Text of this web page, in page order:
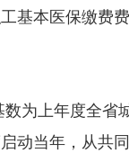
基本医保缴费
上年度全省
动当年，从共